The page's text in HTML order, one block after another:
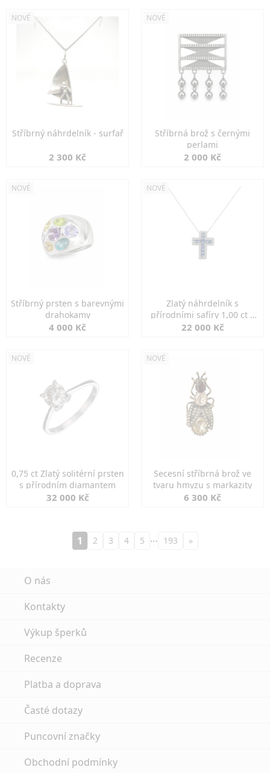
NOVÉ
Stříbrný náhrdelník - surfař
2 300 Kč
NOVÉ
Stříbrná brož s černými
perlami
2 000 Kč
NOVÉ
Stříbrný prsten s barevnými
drahokamy
4 000 Kč
NOVÉ
Zlatý náhrdelník s
přírodními safíry 1,00 ct a
diamanty
22 000 Kč
NOVÉ
0,75 ct Zlatý solitérní prsten
s přírodním diamantem
32 000 Kč
NOVÉ
Secesní stříbrná brož ve
tvaru hmyzu s markazity
6 300 Kč
1 2 3 4 5 … 193 »
O nás
Kontakty
Výkup šperků
Recenze
Platba a doprava
Časté dotazy
Puncovní značky
Obchodní podmínky